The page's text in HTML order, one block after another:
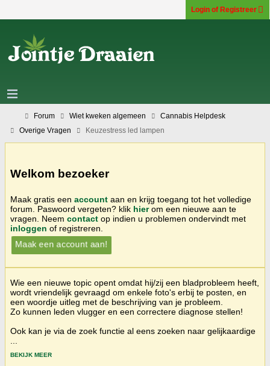
Login of Registreer
Forum Wiet kweken algemeen
Cannabis Helpdesk
Overige Vragen
Keuzestress led lampen
Welkom bezoeker
Maak gratis een account aan en krijg toegang tot het volledige
forum. Paswoord vergeten? klik hierom een nieuwe aan te
vragen. Neem contact op indien u problemen ondervindt met
inloggen of registreren.
Maak een account aan!
Wie een nieuwe topic opent omdat hij/zij een bladprobleem heeft,
wordt vriendelijk gevraagd om enkele foto's erbij te posten, en
een woordje uitleg met de beschrijving van je probleem.
Zo kunnen leden vlugger en een correctere diagnose stellen!
Ook kan je via de zoek functie al eens zoeken naar gelijkaardige
BEKIJK MEER